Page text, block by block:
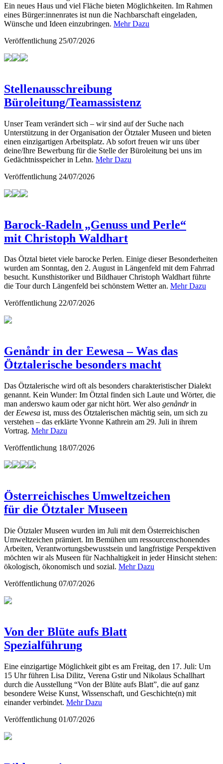
Ein neues Haus und viel Fläche bieten Möglichkeiten. Im Rahmen
eines Bürger:innenrates ist nun die Nachbarschaft eingeladen,
Wünsche und Ideen einzubringen. Mehr Dazu
Veröffentlichung 25/07/2026
Stellenausschreibung
Büroleitung/Teamassistenz
Unser Team verändert sich – wir sind auf der Suche nach
Unterstützung in der Organisation der Ötztaler Museen und bieten
einen einzigartigen Arbeitsplatz. Ab sofort freuen wir uns über
deine/Ihre Bewerbung für die Stelle der Büroleitung bei uns im
Gedächtnisspeicher in Lehn. Mehr Dazu
Veröffentlichung 24/07/2026
Barock-Radeln „Genuss und Perle“
mit Christoph Waldhart
Das Ötztal bietet viele barocke Perlen. Einige dieser Besonderheiten
wurden am Sonntag, den 2. August in Längenfeld mit dem Fahrrad
besucht. Kunsthistoriker und Bildhauer Christoph Waldhart führte
die Tour durch Längenfeld bei schönstem Wetter an. Mehr Dazu
Veröffentlichung 22/07/2026
Genåndr in der Eewesa – Was das
Ötztalerische besonders macht
Das Ötztalerische wird oft als besonders charakteristischer Dialekt
genannt. Kein Wunder: Im Ötztal finden sich Laute und Wörter, die
man anderswo kaum oder gar nicht hört. Wer also genåndrin
der Eewesa ist, muss des Ötztalerischen mächtig sein, um sich zu
verstehen – das erklärte Yvonne Kathrein am 29. Juli in ihrem
Vortrag. Mehr Dazu
Veröffentlichung 18/07/2026
Österreichisches Umweltzeichen
für die Ötztaler Museen
Die Ötztaler Museen wurden im Juli mit dem Österreichischen
Umweltzeichen prämiert. Im Bemühen um ressourcenschonendes
Arbeiten, Verantwortungsbewusstsein und langfristige Perspektiven
möchten wir als Museen für Nachhaltigkeit in jeder Hinsicht stehen:
ökologisch, ökonomisch und sozial. Mehr Dazu
Veröffentlichung 07/07/2026
Von der Blüte aufs Blatt
Spezialführung
Eine einzigartige Möglichkeit gibt es am Freitag, den 17. Juli: Um
15 Uhr führen Lisa Dilitz, Verena Gstir und Nikolaus Schallhart
durch die Ausstellung “Von der Blüte aufs Blatt”, die auf ganz
besondere Weise Kunst, Wissenschaft, und Geschichte(n) mit
einander verbindet. Mehr Dazu
Veröffentlichung 01/07/2026